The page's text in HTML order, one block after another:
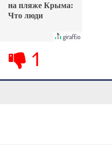
на пляже Крыма:
Что люди
их не видят...
1